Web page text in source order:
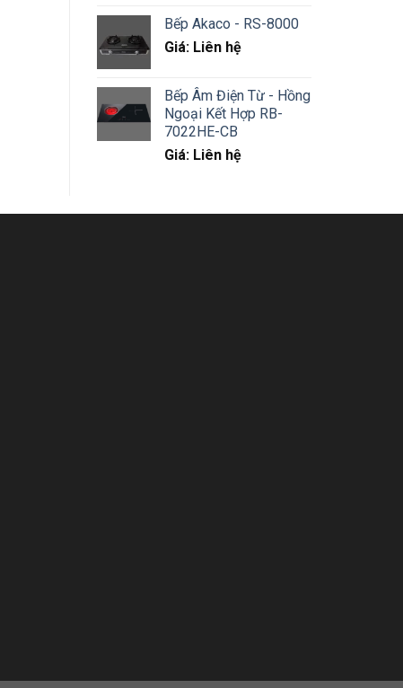
Bếp Akaco - RS-8000
Giá: Liên hệ
Bếp Âm Điện Từ - Hồng
Ngoại Kết Hợp RB-
7022HE-CB
Giá: Liên hệ